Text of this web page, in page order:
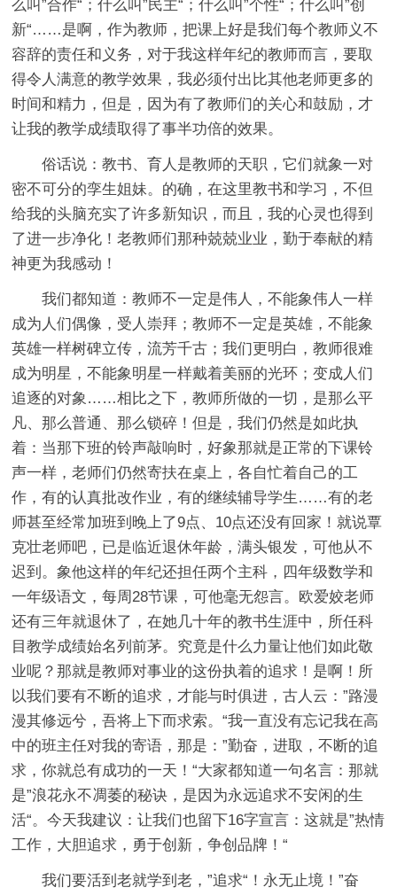
么叫”合作“；什么叫”民主“；什么叫”个性“；什么叫”创
新“……是啊，作为教师，把课上好是我们每个教师义不
容辞的责任和义务，对于我这样年纪的教师而言，要取
得令人满意的教学效果，我必须付出比其他老师更多的
时间和精力，但是，因为有了教师们的关心和鼓励，才
让我的教学成绩取得了事半功倍的效果。
俗话说：教书、育人是教师的天职，它们就象一对
密不可分的孪生姐妹。的确，在这里教书和学习，不但
给我的头脑充实了许多新知识，而且，我的心灵也得到
了进一步净化！老教师们那种兢兢业业，勤于奉献的精
神更为我感动！
我们都知道：教师不一定是伟人，不能象伟人一样
成为人们偶像，受人崇拜；教师不一定是英雄，不能象
英雄一样树碑立传，流芳千古；我们更明白，教师很难
成为明星，不能象明星一样戴着美丽的光环；变成人们
追逐的对象……相比之下，教师所做的一切，是那么平
凡、那么普通、那么锁碎！但是，我们仍然是如此执
着：当那下班的铃声敲响时，好象那就是正常的下课铃
声一样，老师们仍然寄扶在桌上，各自忙着自己的工
作，有的认真批改作业，有的继续辅导学生……有的老
师甚至经常加班到晚上了9点、10点还没有回家！就说覃
克壮老师吧，已是临近退休年龄，满头银发，可他从不
迟到。象他这样的年纪还担任两个主科，四年级数学和
一年级语文，每周28节课，可他毫无怨言。欧爱姣老师
还有三年就退休了，在她几十年的教书生涯中，所任科
目教学成绩始名列前茅。究竟是什么力量让他们如此敬
业呢？那就是教师对事业的这份执着的追求！是啊！所
以我们要有不断的追求，才能与时俱进，古人云：”路漫
漫其修远兮，吾将上下而求索。“我一直没有忘记我在高
中的班主任对我的寄语，那是：”勤奋，进取，不断的追
求，你就总有成功的一天！“大家都知道一句名言：那就
是”浪花永不凋萎的秘诀，是因为永远追求不安闲的生
活“。今天我建议：让我们也留下16字宣言：这就是”热情
工作，大胆追求，勇于创新，争创品牌！“
我们要活到老就学到老，”追求“！永无止境！”奋